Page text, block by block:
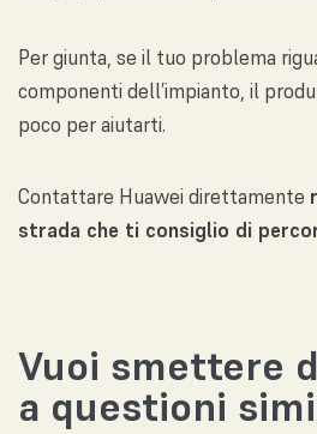
Per giunta, se il tuo problema
componenti dell’impianto, il
poco per aiutarti.
Contattare Huawei direttamente
strada che ti consiglio di
Vuoi smettere
a questioni